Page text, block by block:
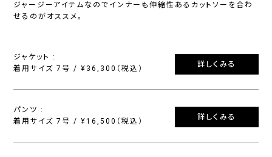
ジャージーアイテムなのでインナーも伸縮性あるカットソーを合わ
せるのがオススメ。
ジャケット :
着用サイズ 7号 / ¥36,300（税込）
詳しくみる
パンツ :
着用サイズ 7号 / ¥16,500（税込）
詳しくみる